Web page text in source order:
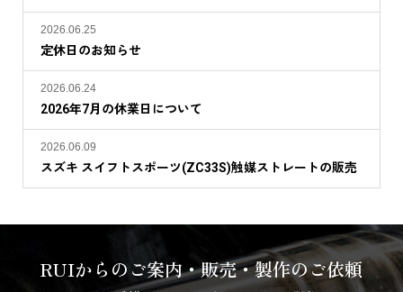
2026.06.25
定休日のお知らせ
2026.06.24
2026年7月の休業日について
2026.06.09
スズキ スイフトスポーツ(ZC33S)触媒ストレートの販売
RUIからのご案内・販売・製作のご依頼